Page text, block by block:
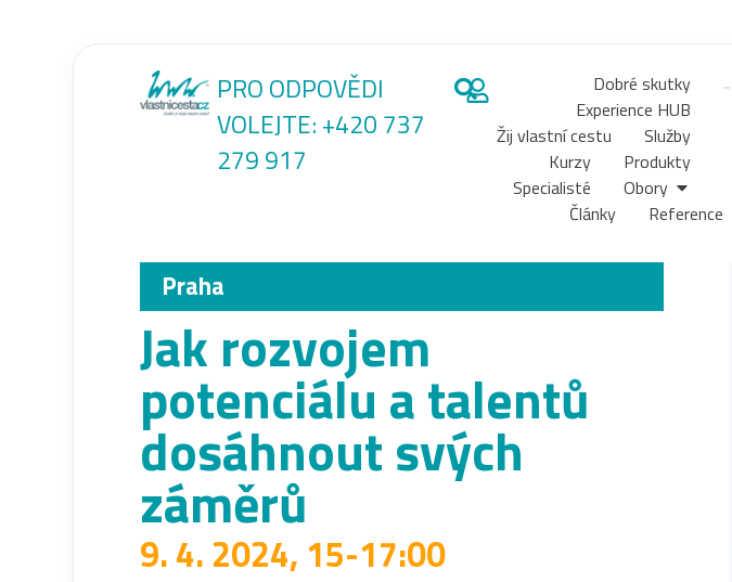
PRO ODPOVĚDI
VOLEJTE: +420 737
279 917
Dobré skutky
Experience HUB
Žij vlastní cestu
Služby
Kurzy
Produkty
Specialisté
Obory
Články
Reference
Praha
Jak rozvojem
potenciálu a talentů
dosáhnout svých
záměrů
9. 4. 2024, 15-17:00